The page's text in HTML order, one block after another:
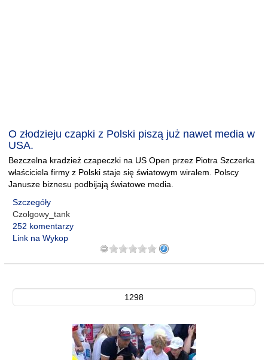
O złodzieju czapki z Polski piszą już nawet media w
USA.
Bezczelna kradzież czapeczki na US Open przez Piotra Szczerka
właściciela firmy z Polski staje się światowym wiralem. Polscy
Janusze biznesu podbijają światowe media.
Szczegóły
Czolgowy_tank
252 komentarzy
Link na Wykop
1298